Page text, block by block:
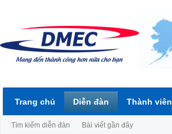
Trang chủ Diễn đàn
Tìm kiếm diễn đàn Bài viết gần đây
Thành viên